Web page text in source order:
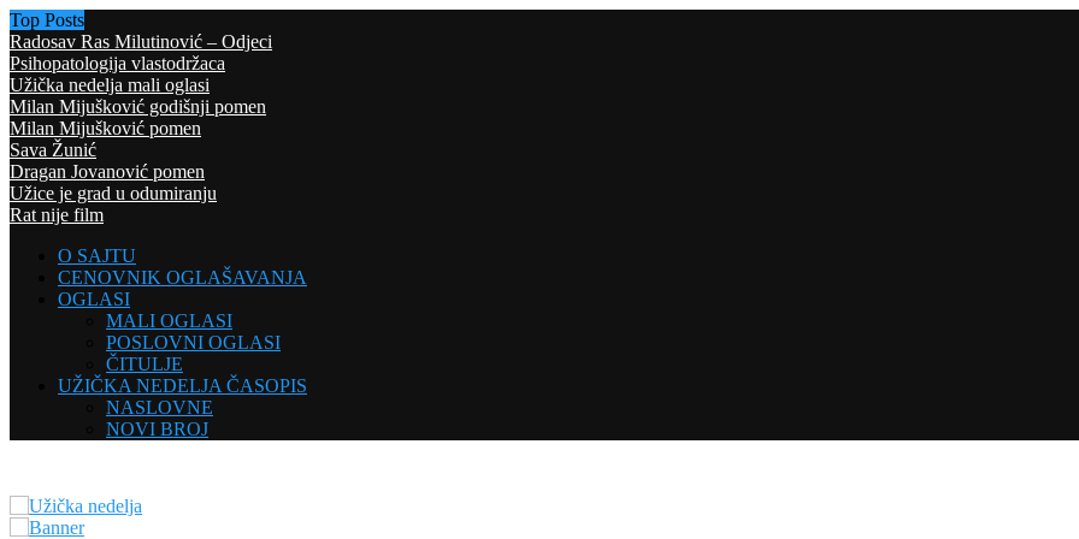
Top Posts
Radosav Ras Milutinović – Odjeci
Psihopatologija vlastodržaca
Užička nedelja mali oglasi
Milan Mijušković godišnji pomen
Milan Mijušković pomen
Sava Žunić
Dragan Jovanović pomen
Užice je grad u odumiranju
Rat nije film
O SAJTU
CENOVNIK OGLAŠAVANJA
OGLASI
MALI OGLASI
POSLOVNI OGLASI
ČITULJE
UŽIČKA NEDELJA ČASOPIS
NASLOVNE
NOVI BROJ